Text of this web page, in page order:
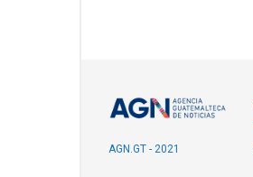
AGN.GT - 2021